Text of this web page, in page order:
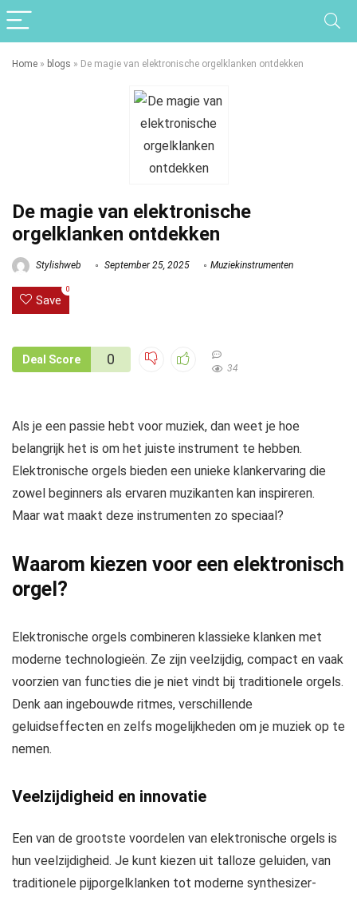
Home » blogs » De magie van elektronische orgelklanken ontdekken
De magie van elektronische
orgelklanken ontdekken
Stylishweb September 25, 2025 Muziekinstrumenten
Save
0
Deal Score 0
34
Als je een passie hebt voor muziek, dan weet je hoe
belangrijk het is om het juiste instrument te hebben.
Elektronische orgels bieden een unieke klankervaring die
zowel beginners als ervaren muzikanten kan inspireren.
Maar wat maakt deze instrumenten zo speciaal?
Waarom kiezen voor een elektronisch
orgel?
Elektronische orgels combineren klassieke klanken met
moderne technologieën. Ze zijn veelzijdig, compact en vaak
voorzien van functies die je niet vindt bij traditionele orgels.
Denk aan ingebouwde ritmes, verschillende
geluidseffecten en zelfs mogelijkheden om je muziek op te
nemen.
Veelzijdigheid en innovatie
Een van de grootste voordelen van elektronische orgels is
hun veelzijdigheid. Je kunt kiezen uit talloze geluiden, van
traditionele pijporgelklanken tot moderne synthesizer-